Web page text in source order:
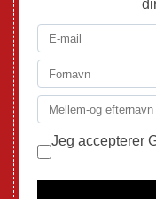
Adria
Eriba
Fendt
Hobby
Randger Van